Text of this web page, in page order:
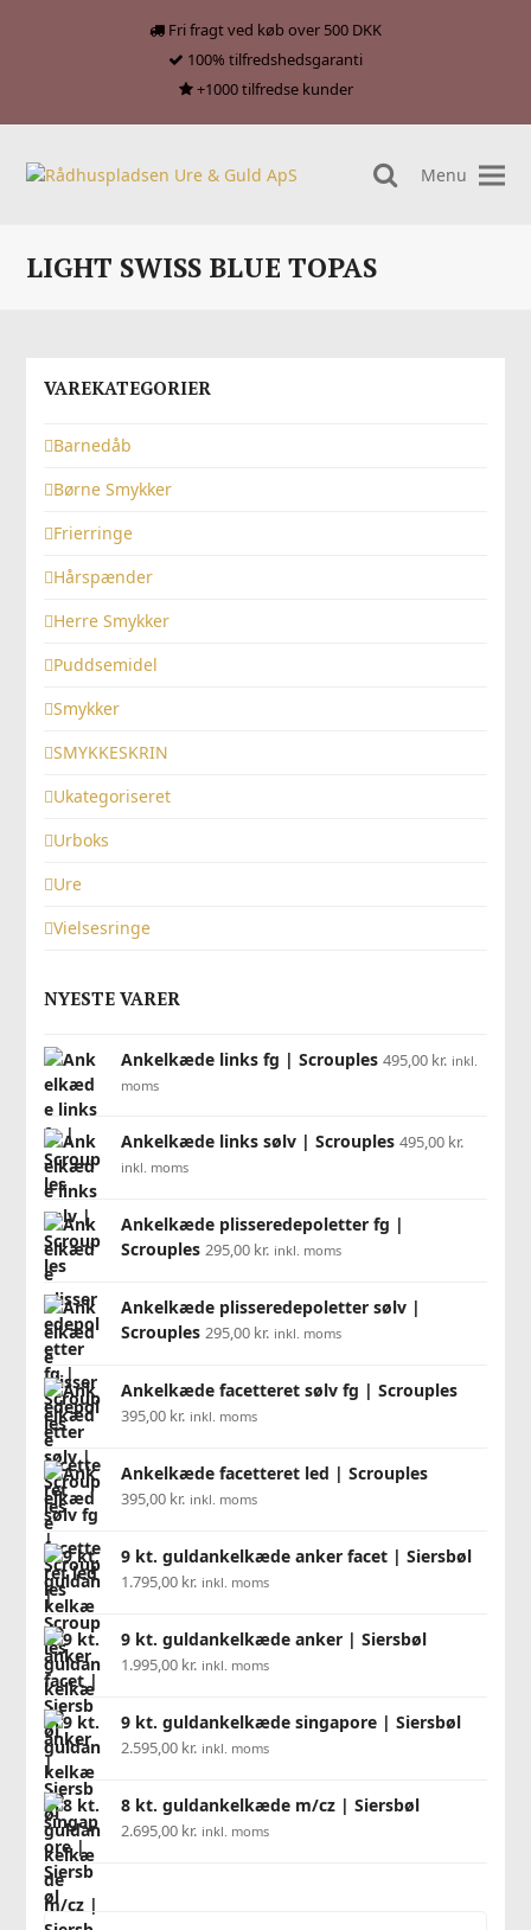
Fri fragt ved køb over 500 DKK
100% tilfredshedsgaranti
+1000 tilfredse kunder
search
Menu
LIGHT SWISS BLUE TOPAS
VAREKATEGORIER
Barnedåb
Børne Smykker
Frierringe
Hårspænder
Herre Smykker
Puddsemidel
Smykker
SMYKKESKRIN
Ukategoriseret
Urboks
Ure
Vielsesringe
NYESTE VARER
Ankelkæde links fg | Scrouples 495,00 kr. inkl.
moms
Ankelkæde links sølv | Scrouples 495,00 kr.
inkl. moms
Ankelkæde plisseredepoletter fg |
Scrouples 295,00 kr. inkl. moms
Ankelkæde plisseredepoletter sølv |
Scrouples 295,00 kr. inkl. moms
Ankelkæde facetteret sølv fg | Scrouples
395,00 kr. inkl. moms
Ankelkæde facetteret led | Scrouples
395,00 kr. inkl. moms
9 kt. guldankelkæde anker facet | Siersbøl
1.795,00 kr. inkl. moms
9 kt. guldankelkæde anker | Siersbøl
1.995,00 kr. inkl. moms
9 kt. guldankelkæde singapore | Siersbøl
2.595,00 kr. inkl. moms
8 kt. guldankelkæde m/cz | Siersbøl
2.695,00 kr. inkl. moms